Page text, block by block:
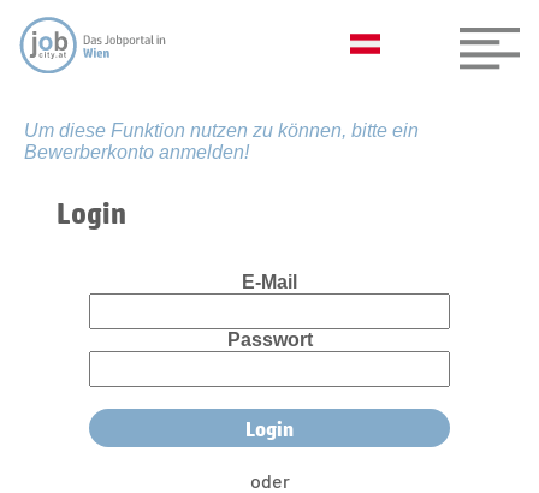
Um diese Funktion nutzen zu können, bitte ein
Bewerberkonto anmelden!
Login
E-Mail
Passwort
oder